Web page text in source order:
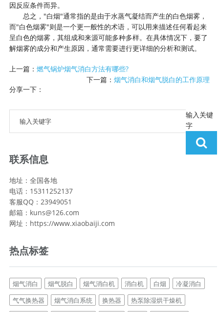
因反应条件而异。
总之，"白烟"通常指的是由于水蒸气凝结而产生的白色烟雾，
而"白色烟雾"则是一个更一般性的术语，可以用来描述任何看起来
呈白色的烟雾，其组成和来源可能多种多样。在具体情况下，要了
解烟雾的成分和产生原因，通常需要进行更详细的分析和测试。
上一篇：燃气锅炉烟气消白方法有哪些?
下一篇： 烟气消白和烟气脱白的工作原理
分享一下：
输入关键
字
联系信息
地址：全国各地
电话：15311252137
客服QQ：23949051
邮箱：kuns@126.com
网址：https://www.xiaobaiji.com
热点标签
烟气消白 烟气脱白 烟气消白机 消白机 白烟
冷凝消白
气气换热器
烟气消白系统 换热器
热泵除湿烘干燥机